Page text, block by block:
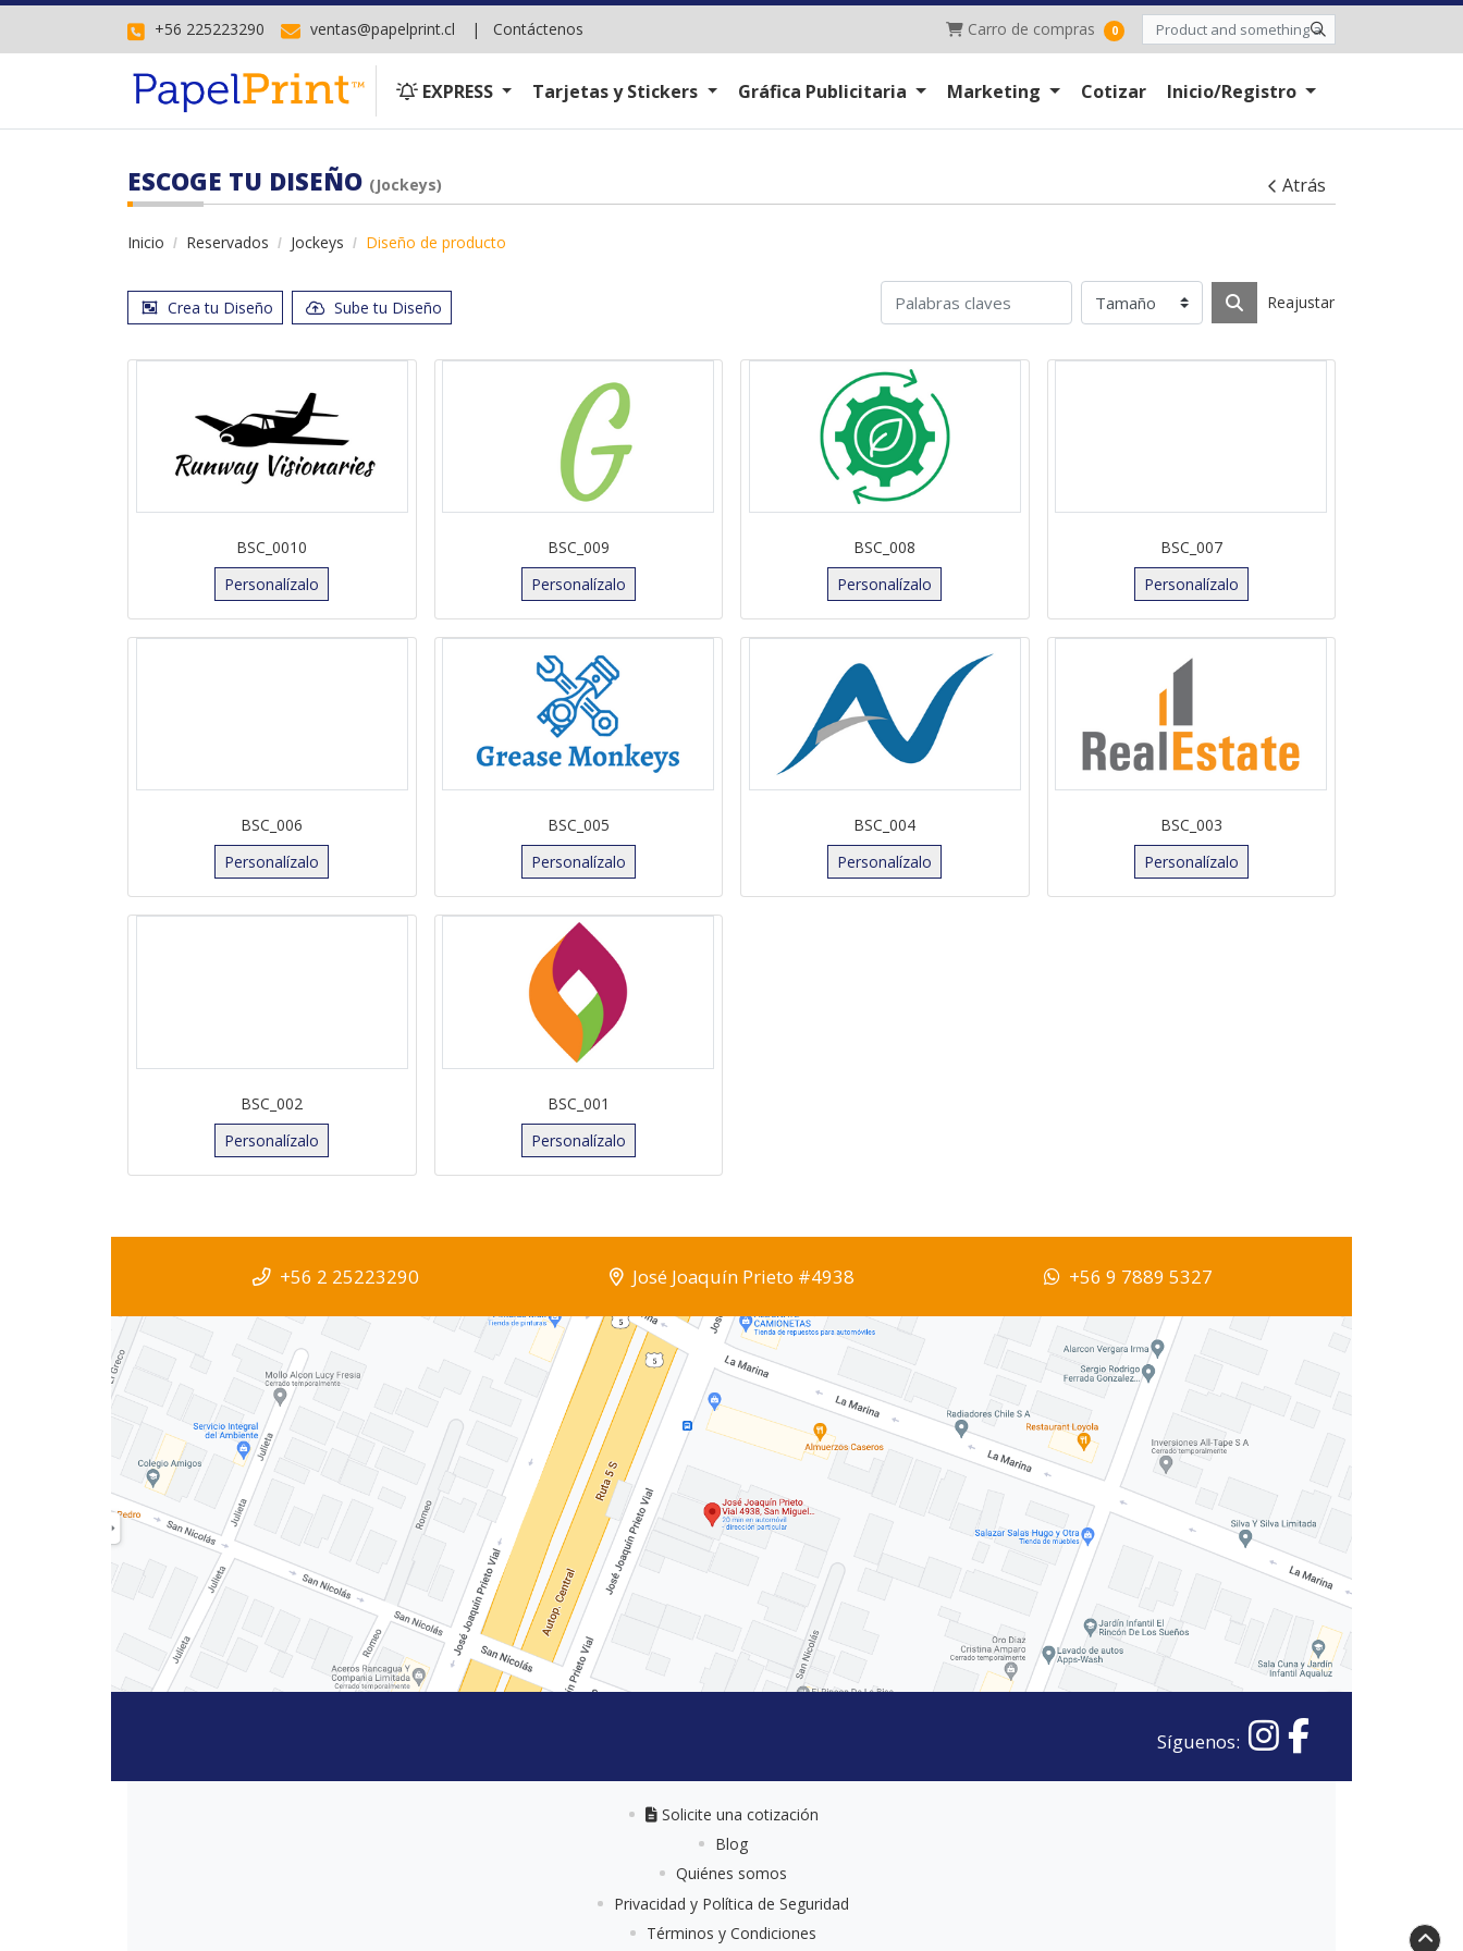
+56 225223290 ventas@papelprint.cl | Contáctenos Carro de compras
Carro de compras 0
EXPRESS
EXPRESS Tarjetas y Stickers Gráfica Publicitaria Marketing Cotizar Inicio/Registro
ESCOGE TU DISEÑO (Jockeys) Atrás
Inicio Reservados Jockeys Diseño de producto
Crea tu Diseño Sube tu Diseño Reajustar
BSC_0010
Personalízalo
BSC_009
Personalízalo
BSC_008
Personalízalo
BSC_007
Personalízalo
BSC_006
Personalízalo
BSC_005
Personalízalo
BSC_004
Personalízalo
BSC_003
Personalízalo
BSC_002
Personalízalo
BSC_001
Personalízalo
+56 2 25223290 José Joaquín Prieto #4938 +56 9 7889 5327
Síguenos:
Solicite una cotización
Solicite una cotización
Blog
Quiénes somos
Privacidad y Política de Seguridad
Términos y Condiciones